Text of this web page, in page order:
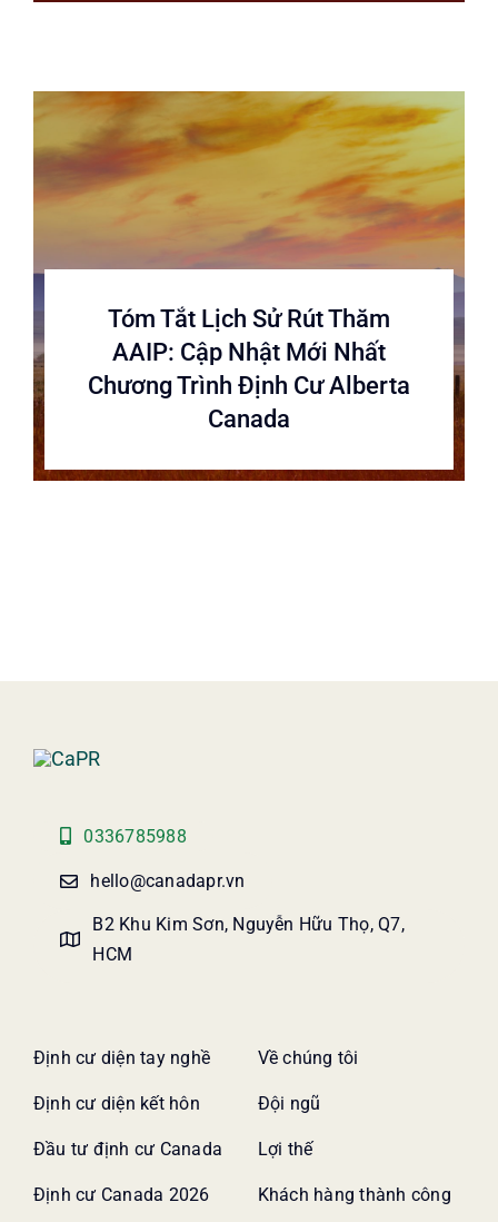
Tóm Tắt Lịch Sử Rút Thăm
AAIP: Cập Nhật Mới Nhất
Chương Trình Định Cư Alberta
Canada
0336785988
hello@canadapr.vn
B2 Khu Kim Sơn, Nguyễn Hữu Thọ, Q7,
HCM
Định cư diện tay nghề
Định cư diện kết hôn
Đầu tư định cư Canada
Định cư Canada 2026
Về chúng tôi
Đội ngũ
Lợi thế
Khách hàng thành công